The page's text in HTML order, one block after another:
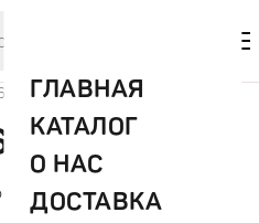
ГЛАВНАЯ
КАТАЛОГ
О НАС
ДОСТАВКА